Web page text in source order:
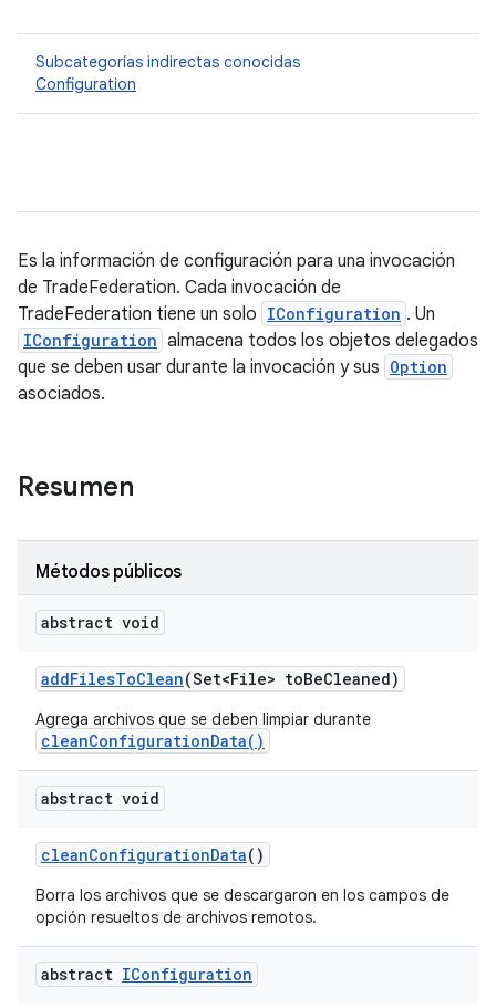
Subcategorías indirectas conocidas
Configuration
Es la información de configuración para una invocación
de TradeFederation. Cada invocación de
TradeFederation tiene un solo IConfiguration . Un
IConfiguration almacena todos los objetos delegados
que se deben usar durante la invocación y sus Option
asociados.
Resumen
Métodos públicos
abstract void
addFilesToClean(Set<File> toBeCleaned)
Agrega archivos que se deben limpiar durante
cleanConfigurationData()
abstract void
cleanConfigurationData()
Borra los archivos que se descargaron en los campos de
opción resueltos de archivos remotos.
abstract IConfiguration